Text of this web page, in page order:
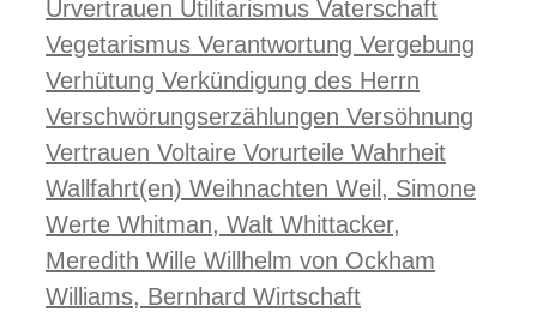
Urvertrauen Utilitarismus Vaterschaft
Vegetarismus Verantwortung Vergebung
Verhütung Verkündigung des Herrn
Verschwörungserzählungen Versöhnung
Vertrauen Voltaire Vorurteile Wahrheit
Wallfahrt(en) Weihnachten Weil, Simone
Werte Whitman, Walt Whittacker,
Meredith Wille Willhelm von Ockham
Williams, Bernhard Wirtschaft